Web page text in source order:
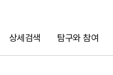
상세검색 탐구와 참여
검색